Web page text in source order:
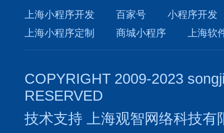
上海小程序开发 百家号
小程序开发
上海小程序定制
商城小程序 上海软
COPYRIGHT 2009-2023
RESERVED
技术支持
上海观智网络科技有